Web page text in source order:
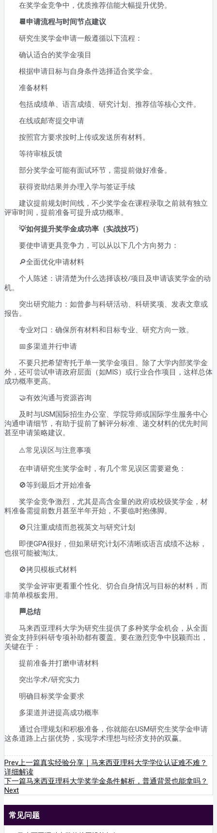
在奖学金竞争中，优质推荐信能大幅提升优势。
📆申请流程与时间节点建议
研究生奖学金申请一般遵循以下流程：
确认适合的奖学金项目
根据申请目标与自身条件选择适合奖学金。
准备材料
包括成绩单、语言成绩、研究计划、推荐信等核心文件。
在线或邮寄提交申请
按照官方要求按时上传或发送所有材料。
等待审核反馈
部分奖学金可能有面试环节，需提前做好准备。
获得资助结果并办理入学与签证手续
建议提前规划时间线，不少奖学金在课程录取之前就有独立
评审时间，提前准备可提升成功概率。
💡如何提升奖学金成功率（实战技巧）
要使申请更具竞争力，可以从以下几个方向努力：
🔎全面优化申请材料
个人陈述：讲清楚为什么选择该校/项目及申请该奖学金的动
机。
突出研究能力：如曾参与科研活动、科研奖项、发表文章或
报告。
专业对口：确保所有材料和目标专业、研究方向一致。
📅多渠道并行申请
不要只把希望寄托于单一奖学金项目。除了大学内部奖学金
外，还可尝试申请政府层面（如MIS）或行业合作项目，这样总体
成功概率更高。
🤝有效沟通与资源咨询
及时与USM国际招生办公室、学院导师或国际学生服务中心
沟通申请细节，有助于提前了解评分标准、递交材料的优先时间
甚至申请策略建议。
⚠️常见误区与注意事项
在申请研究生奖学金时，有几个常见误区需要避免：
🚫等到最后才开始准备
奖学金竞争激烈，尤其是高含金量的政府或校级奖学金，材
料准备需提前数月甚至半年开始，不要临时抱佛脚。
🚫只注重成绩而忽视英文与研究计划
即便GPA很好，但如果研究计划不清晰或语言成绩不达标，
也很可能被淘汰。
🚫拷贝模板式材料
奖学金评审更看重个性化、切合自身情况与目标的材料，而
非简单模板套用。
🏁总结
马来西亚理科大学为研究生提供了多种奖学金机会，从全面
资金支持到科研专项补助都有覆盖。要在激烈竞争中脱颖而出，
关键在于：
提前准备并打磨申请材料
突出学术/研究实力
明确目标奖学金要求
多渠道并进提高成功概率
通过合理规划和积极准备，你就能在USM研究生奖学金申请
这条道路上占据优势，实现学术理想与经济支持的双赢。
Prev上一篇真实经验分享｜马来西亚理科大学学位认证难不难？
详细解读
下一篇马来西亚理科大学奖学金条件解析，普通背景也能拿吗？
Next
常见问题